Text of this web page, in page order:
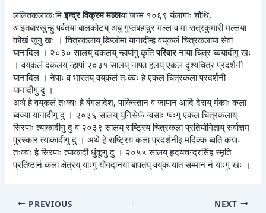
ललितकलाकःमिइन्द्र विक्रम मल्लया जन्म १०६९ यंलागाः चौथि,
आइतबारखुन्हु पर्वतया बालकोटय् अबु गुप्तबहादुर मल्ल व मां सत्रकुमारी मल्लया
कोखं जूगु खः । चित्रकलाय् डिप्लोमा यानादीम्ह वय्‌कलं चित्रकलाया सेवा
यानादिल । २०३० सालय् दकलय् न्हापांगु कृतिपरिवारनांया चित्र च्वयादीगु खः
। वय्‌कलं दकलय् न्हापां २०३१ सालय् नाफा हलय् एकल दृश्यचित्र प्रदर्शनी
यानादिल । नेपाः व भारतय् वय्‌कलं तःक्वः हे एकल चित्रकला प्रदर्शनी
यानादीगु दु ।
अथे हे वय्‌कलं तःक्वः हे बंगलादेश, पाकिस्तान व जापान आदि देसय् मंकाः कला
ब्वज्या यानादीगु दु । २०३६ सालय् युनिसेफं ग्वसाः ग्वःगु एकल चित्रकलाय्
सिरपाः त्याकादीगु दु व २०३९ सालय् राष्ट्रिय चित्रकला प्रतियोगिताय् सर्वोत्तम
पुरस्कार त्याकादीगु दु । अथे हे राष्ट्रिय कला प्रदर्शनीइ मदिक्क ब्वति कयाः
तःक्वः हे सिरपाः त्याकादी धुंकूगु दु । २०५५ सालय् हृदयचन्द्रसिंह स्मृति
प्रतिष्ठानं कला क्षेत्रय् याःगु योगदानया बापतय् वय्‌कःयात सम्मान नं याःगु खः ।
PREVIOUS NEXT